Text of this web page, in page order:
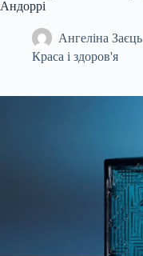
Андоррі
Ангеліна Заєць
Краса і здоров'я